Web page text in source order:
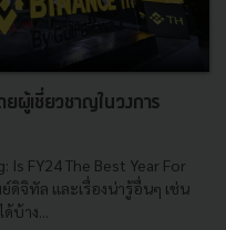
เชี่ยวชาญในวงการ
FY24 The Best Year For
ดิจิทัล และเรื่องน่ารู้อื่นๆ เช่น
าง...